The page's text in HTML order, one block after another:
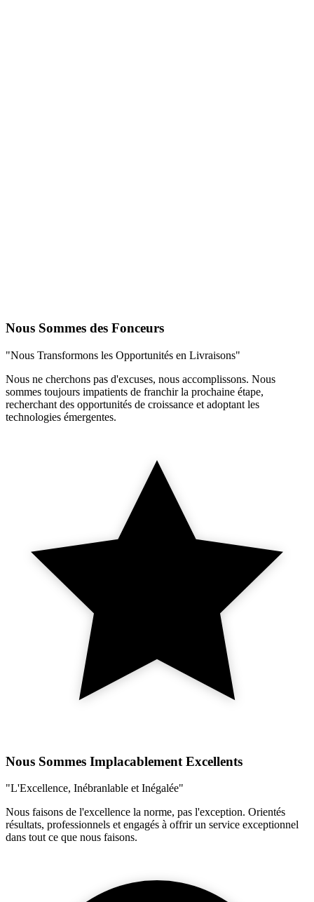
Nous Sommes des Fonceurs
"Nous Transformons les Opportunités en Livraisons"
Nous ne cherchons pas d'excuses, nous accomplissons. Nous
sommes toujours impatients de franchir la prochaine étape,
recherchant des opportunités de croissance et adoptant les
technologies émergentes.
Nous Sommes Implacablement Excellents
"L'Excellence, Inébranlable et Inégalée"
Nous faisons de l'excellence la norme, pas l'exception. Orientés
résultats, professionnels et engagés à offrir un service exceptionnel
dans tout ce que nous faisons.